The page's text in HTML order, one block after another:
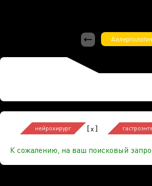
нейрохирург [x]
К сожалению, на ваш поисковый